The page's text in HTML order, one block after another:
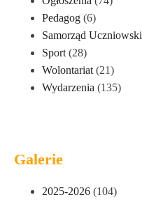
Pedagog (6)
Samorząd Uczniowski
Sport (28)
Wolontariat (21)
Wydarzenia (135)
Galerie
2025-2026 (104)